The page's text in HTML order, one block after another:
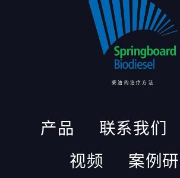
柴油的治疗方法
产品 联系我们
视频
案例